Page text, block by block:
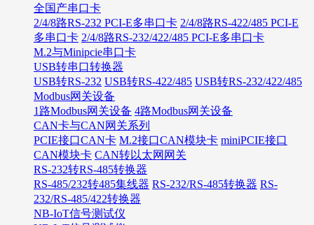
全国产串口卡
2/4/8路RS-232 PCI-E多串口卡 2/4/8路RS-422/485 PCI-E
多串口卡 2/4/8路RS-232/422/485 PCI-E多串口卡
M.2与Minipcie串口卡
USB转串口转换器
USB转RS-232 USB转RS-422/485 USB转RS-232/422/485
Modbus网关设备
1路Modbus网关设备 4路Modbus网关设备
CAN卡与CAN网关系列
PCIE接口CAN卡 M.2接口CAN模块卡 miniPCIE接口
CAN模块卡 CAN转以太网网关
RS-232转RS-485转换器
RS-485/232转485集线器 RS-232/RS-485转换器 RS-
232/RS-485/422转换器
NB-IoT信号测试仪